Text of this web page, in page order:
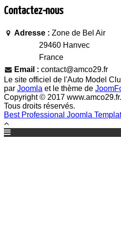
Contactez-nous
Adresse : Zone de Bel Air
29460 Hanvec
France
Email : contact@amco29.fr
Le site officiel de l'Auto Model
par Joomla et le thème de
Copyright © 2017 www.amco29.fr.
Tous droits réservés.
Best Professional Joomla